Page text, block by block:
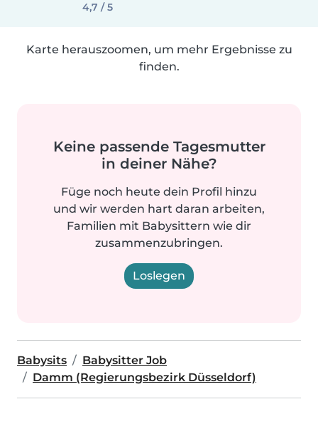
4,7 / 5
Karte herauszoomen, um mehr Ergebnisse zu
finden.
Keine passende Tagesmutter
in deiner Nähe?
Füge noch heute dein Profil hinzu
und wir werden hart daran arbeiten,
Familien mit Babysittern wie dir
zusammenzubringen.
Loslegen
Babysits
Babysitter Job
Damm (Regierungsbezirk Düsseldorf)